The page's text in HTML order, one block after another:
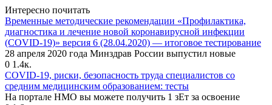
Интересно почитать
Временные методические рекомендации «Профилактика,
диагностика и лечение новой коронавирусной инфекции
(COVID-19)» версия 6 (28.04.2020) — итоговое тестирование
28 апреля 2020 года Минздрав России выпустил новые
0 1.4к.
COVID-19, риски, безопасность труда специалистов со
средним медицинским образованием: тесты
На портале НМО вы можете получить 1 зЕт за освоение